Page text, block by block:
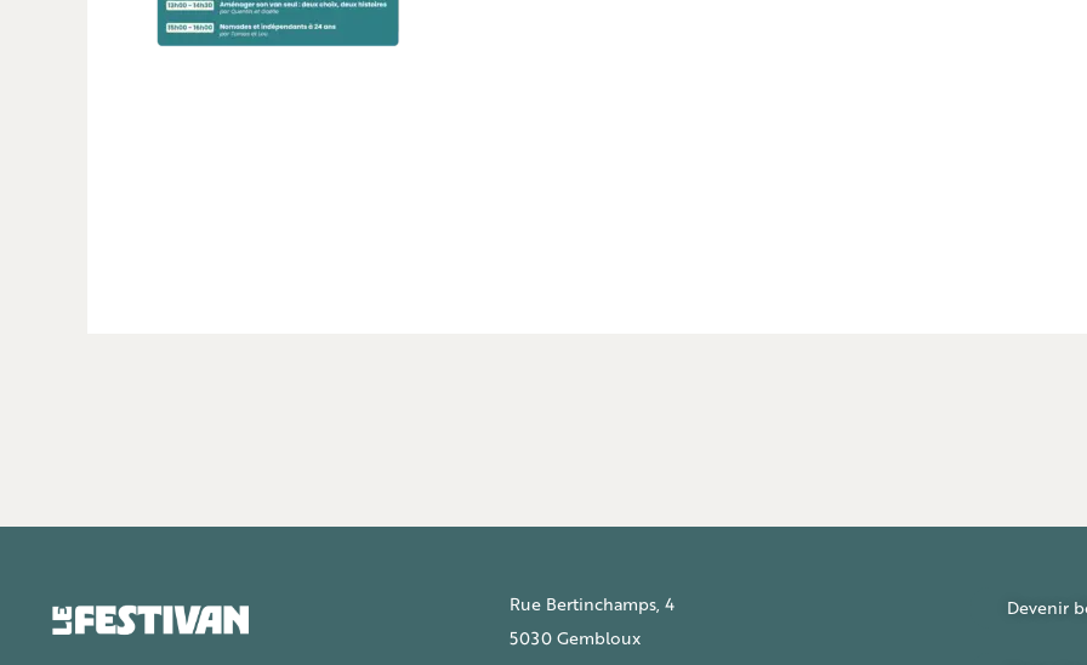
Rue Bertinchamps, 4
5030 Gembloux
Devenir